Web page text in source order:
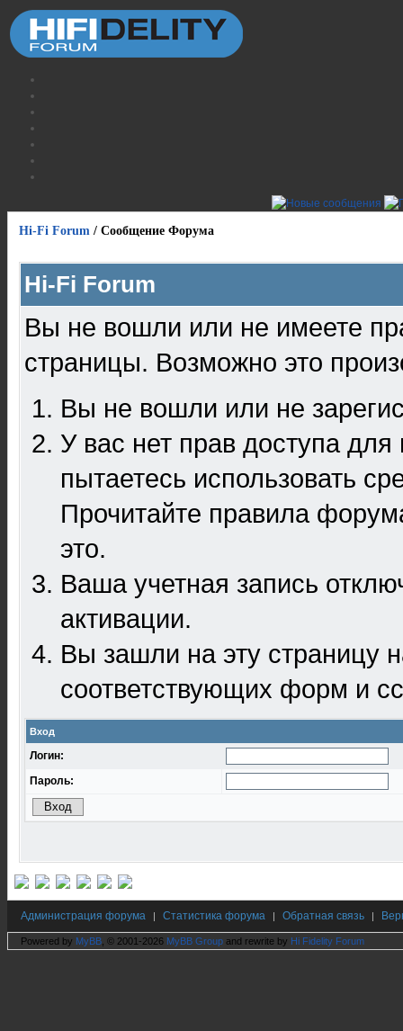
Hi-Fi Forum / Сообщение Форума
Hi-Fi Forum
Вы не вошли или не имеете
страницы. Возможно это
Вы не вошли или не
У вас нет прав доступа
пытаетесь использовать
Прочитайте правила
это.
Ваша учетная запись
активации.
Вы зашли на эту
соответствующих форм и
Вход
Логин:
Пароль:
Администрация форума | Статистика форума | Обратная связь |
Powered by MyBB , © 2001-2026 MyBB Group and rewrite by Hi Fidelity Forum